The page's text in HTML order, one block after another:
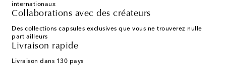
internationaux
Collaborations avec des créateurs
Des collections capsules exclusives que vous ne trouverez nulle
part ailleurs
Livraison rapide
Livraison dans 130 pays